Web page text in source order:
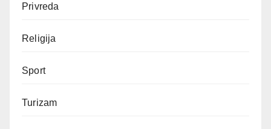
Privreda
Religija
Sport
Turizam